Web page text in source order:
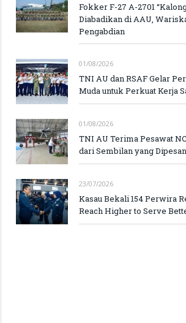
Fokker F-27 A-2701
Diabadikan di AAU,
Pengabdian
01/08/2026
TNI AU dan RSAF Gelar
Muda untuk Perkuat Kerja
01/08/2026
TNI AU Terima Pesawat
dari Sembilan yang
23/07/2026
Kasau Bekali 154 Perwira
Reach Higher to Serve